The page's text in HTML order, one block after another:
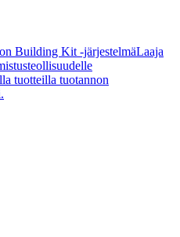
Building Kit -järjestelmäLaaja
tuotteilla tuotannon